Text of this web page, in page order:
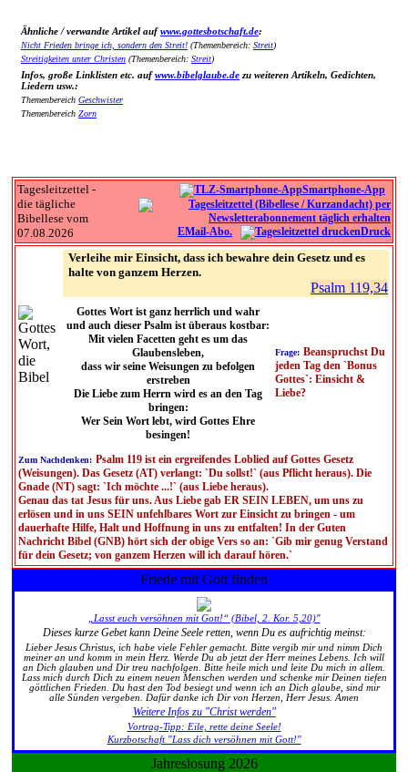
Ähnliche / verwandte Artikel aufwww.gottesbotschaft.de:
Nicht Frieden bringe ich, sondern den Streit! (Themenbereich: Streit)
Streitigkeiten unter Christen (Themenbereich: Streit)
Infos, große Linklisten etc. aufwww.bibelglaube.de zu weiteren Artikeln, Gedichten,
Liedern usw.:
Themenbereich Geschwister
Themenbereich Zorn
Tagesleitzettel -
die tägliche
Bibellese vom
07.08.2026
Smartphone-App
EMail-Abo. Druck
Verleihe mir Einsicht, dass ich bewahre dein Gesetz und es
halte von ganzem Herzen.
Psalm 119,34
Gottes Wort ist ganz herrlich und wahr
und auch dieser Psalm ist überaus kostbar:
Mit vielen Facetten geht es um das
Glaubensleben,
dass wir seine Weisungen zu befolgen
erstreben
Die Liebe zum Herrn wird es an den Tag
bringen:
Wer Sein Wort lebt, wird Gottes Ehre
besingen!
Frage: Beanspruchst Du
jeden Tag den `Bonus
Gottes`: Einsicht &
Liebe?
Zum Nachdenken: Psalm 119 ist ein ergreifendes Loblied auf Gottes Gesetz
(Weisungen). Das Gesetz (AT) verlangt: `Du sollst!` (aus Pflicht heraus). Die
Gnade (NT) sagt: `Ich möchte ...!` (aus Liebe heraus).
Genau das tat Jesus für uns. Aus Liebe gab ER SEIN LEBEN, um uns zu
erlösen und in uns SEIN unfehlbares Wort zur Einsicht zu bringen - um
dauerhafte Hilfe, Halt und Hoffnung in uns zu entfalten! In der Guten
Nachricht Bibel (GNB) hört sich der obige Vers so an: `Gib mir genug Verstand
für dein Gesetz; von ganzem Herzen will ich darauf hören.`
Friede mit Gott finden
„Lasst euch versöhnen mit Gott!“ (Bibel, 2. Kor. 5,20)"
Dieses kurze Gebet kann Deine Seele retten, wenn Du es aufrichtig meinst:
Lieber Jesus Christus, ich habe viele Fehler gemacht. Bitte vergib mir und nimm Dich
meiner an und komm in mein Herz. Werde Du ab jetzt der Herr meines Lebens. Ich will
an Dich glauben und Dir treu nachfolgen. Bitte heile mich und leite Du mich in allem.
Lass mich durch Dich zu einem neuen Menschen werden und schenke mir Deinen tiefen
göttlichen Frieden. Du hast den Tod besiegt und wenn ich an Dich glaube, sind mir
alle Sünden vergeben. Dafür danke ich Dir von Herzen, Herr Jesus. Amen
Weitere Infos zu "Christ werden"
Vortrag-Tipp: Eile, rette deine Seele!
Kurzbotschaft "Lass dich versöhnen mit Gott!"
Jahreslosung 2026